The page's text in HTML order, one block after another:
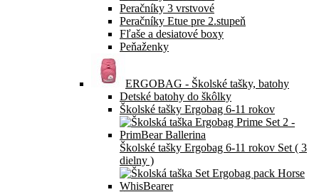
Peračníky 3 vrstvové
Peračníky Etue pre 2.stupeň
Fľaše a desiatové boxy
Peňaženky
ERGOBAG - Školské tašky, batohy
Detské batohy do škôlky
Školské tašky Ergobag 6-11 rokov
Školské tašky Ergobag 6-11 rokov Set ( 3
dielny )